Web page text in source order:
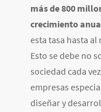
más de 800
crecimiento
esta tasa hasta al
Esto se debe no
sociedad cada
empresas
diseñar y